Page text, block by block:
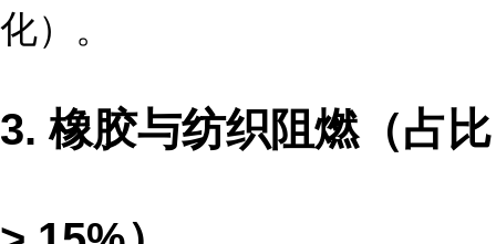
化）。
3. 橡胶与纺织阻燃（占比